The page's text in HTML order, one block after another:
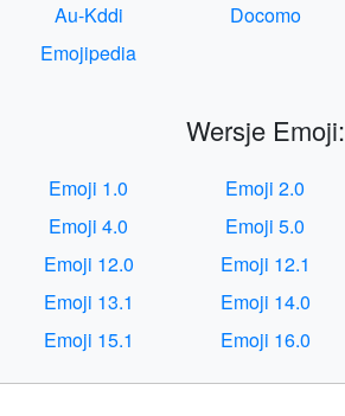
Au-Kddi
Docomo
Emojipedia
Wersje Emoji:
Emoji 1.0 Emoji 2.0
Emoji 4.0
Emoji 5.0
Emoji 12.0
Emoji 12.1
Emoji 13.1
Emoji 14.0
Emoji 15.1
Emoji 16.0